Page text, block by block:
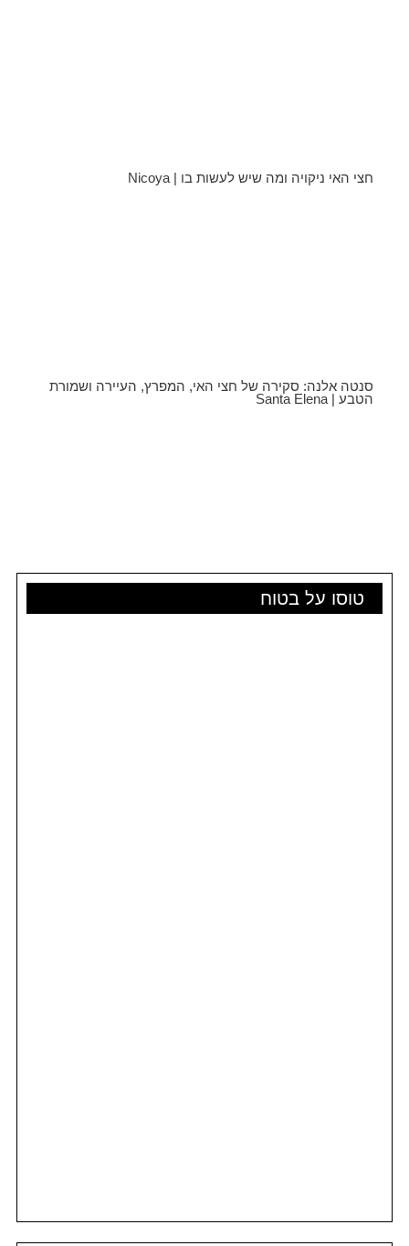
טוסו על בטוח
חצי האי ניקויה ומה שיש לעשות בו | Nicoya
סנטה אלנה: סקירה של חצי האי, המפרץ, העיירה ושמורת
הטבע | Santa Elena